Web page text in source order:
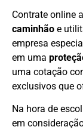
Contrate online
caminhão e
empresa
em uma
uma cotação
exclusivos que
Na hora de
em